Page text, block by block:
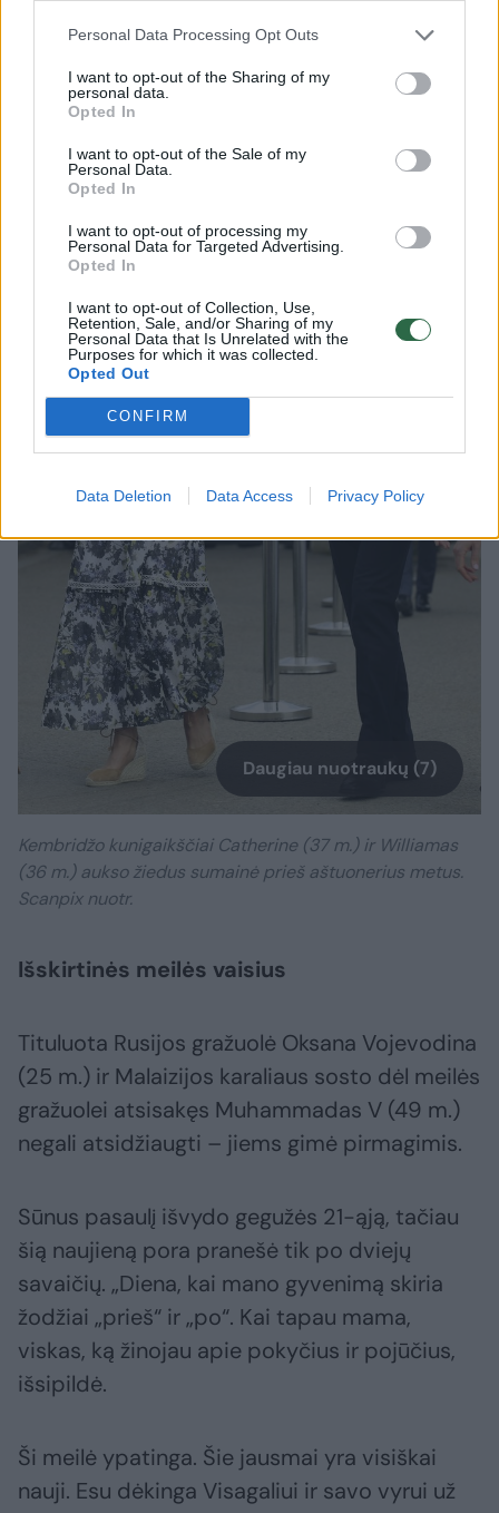
Personal Data Processing Opt Outs
I want to opt-out of the Sharing of my
personal data.
Opted In
I want to opt-out of the Sale of my
Personal Data.
Opted In
I want to opt-out of processing my
Personal Data for Targeted Advertising.
Opted In
I want to opt-out of Collection, Use,
Retention, Sale, and/or Sharing of my
Personal Data that Is Unrelated with the
Purposes for which it was collected.
Opted Out
CONFIRM
Data Deletion Data Access Privacy Policy
tuo už trumpesnio pavadėlio jis ją laikė“, –
teigė rašytojas.
Daugiau nuotraukų (7)
Kembridžo kunigaikščiai Catherine (37 m.) ir Williamas
(36 m.) aukso žiedus sumainė prieš aštuonerius metus.
Scanpix nuotr.
Išskirtinės meilės vaisius
Tituluota Rusijos gražuolė Oksana Vojevodina
(25 m.) ir Malaizijos karaliaus sosto dėl meilės
gražuolei atsisakęs Muhammadas V (49 m.)
negali atsidžiaugti – jiems gimė pirmagimis.
Sūnus pasaulį išvydo gegužės 21-ąją, tačiau
šią naujieną pora pranešė tik po dviejų
savaičių. „Diena, kai mano gyvenimą skiria
žodžiai „prieš“ ir „po“. Kai tapau mama,
viskas, ką žinojau apie pokyčius ir pojūčius,
išsipildė.
Ši meilė ypatinga. Šie jausmai yra visiškai
nauji. Esu dėkinga Visagaliui ir savo vyrui už